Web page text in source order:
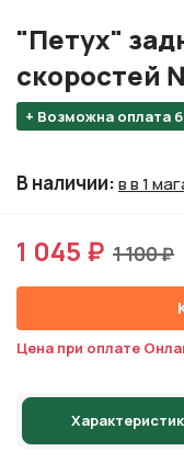
+ Возможна оплата
"Петух"
скоростей
В наличии:в в 1
1 045 ₽ 1 100 ₽
Цена при оплате